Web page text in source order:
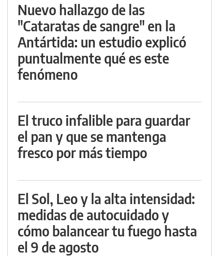
Nuevo hallazgo de las
"Cataratas de sangre" en la
Antártida: un estudio explicó
puntualmente qué es este
fenómeno
El truco infalible para guardar
el pan y que se mantenga
fresco por más tiempo
El Sol, Leo y la alta intensidad:
medidas de autocuidado y
cómo balancear tu fuego hasta
el 9 de agosto